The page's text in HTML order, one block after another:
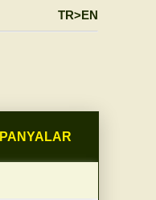
TR>EN